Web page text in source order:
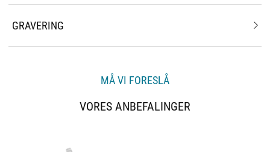
GRAVERING
MÅ VI FORESLÅ
VORES ANBEFALINGER